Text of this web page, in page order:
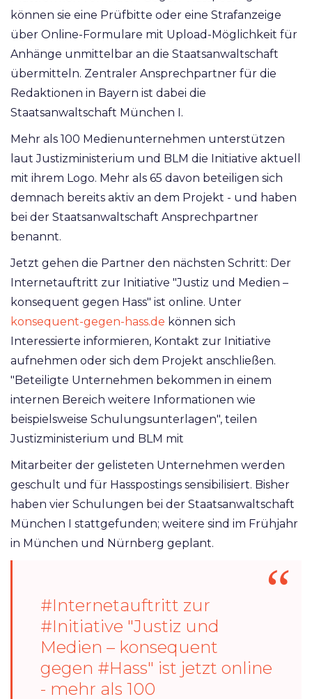
können sie eine Prüfbitte oder eine Strafanzeige
über Online-Formulare mit Upload-Möglichkeit für
Anhänge unmittelbar an die Staatsanwaltschaft
übermitteln. Zentraler Ansprechpartner für die
Redaktionen in Bayern ist dabei die
Staatsanwaltschaft München I.
Mehr als 100 Medienunternehmen unterstützen
laut Justizministerium und BLM die Initiative aktuell
mit ihrem Logo. Mehr als 65 davon beteiligen sich
demnach bereits aktiv an dem Projekt - und haben
bei der Staatsanwaltschaft Ansprechpartner
benannt.
Jetzt gehen die Partner den nächsten Schritt: Der
Internetauftritt zur Initiative "Justiz und Medien –
konsequent gegen Hass" ist online. Unter
konsequent-gegen-hass.de können sich
Interessierte informieren, Kontakt zur Initiative
aufnehmen oder sich dem Projekt anschließen.
"Beteiligte Unternehmen bekommen in einem
internen Bereich weitere Informationen wie
beispielsweise Schulungsunterlagen", teilen
Justizministerium und BLM mit
Mitarbeiter der gelisteten Unternehmen werden
geschult und für Hasspostings sensibilisiert. Bisher
haben vier Schulungen bei der Staatsanwaltschaft
München I stattgefunden; weitere sind im Frühjahr
in München und Nürnberg geplant.
#Internetauftritt zur
#Initiative "Justiz und
Medien – konsequent
gegen #Hass" ist jetzt online
- mehr als 100